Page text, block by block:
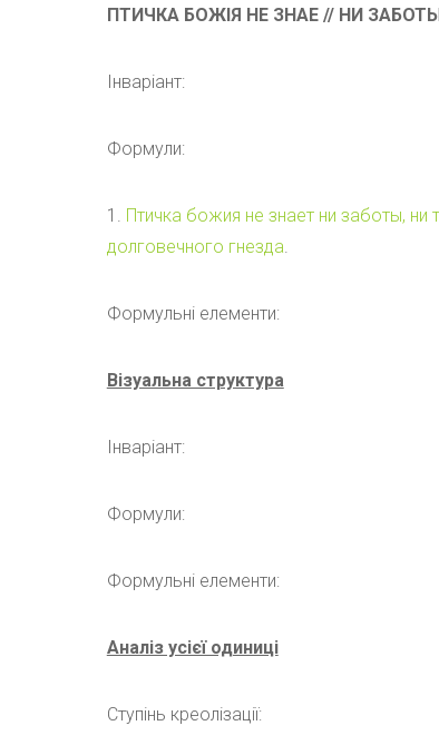
ПТИЧКА БОЖІЯ НЕ ЗНАЕ // НИ
Інваріант:
Формули:
1. Птичка божия не знает ни заботы, ни
долговечного гнезда.
Формульні елементи:
Візуальна структура
Інваріант:
Формули:
Формульні елементи:
Аналіз усієї одиниці
Ступінь креолізації: